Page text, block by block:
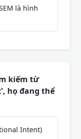
là hình
kiếm từ
họ đang thể
Intent)